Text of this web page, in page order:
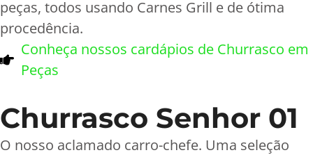
peças, todos usando Carnes Grill e de ótima
procedência.
Conheça nossos cardápios de Churrasco em
Peças
Churrasco Senhor 01
O nosso aclamado carro-chefe. Uma seleção